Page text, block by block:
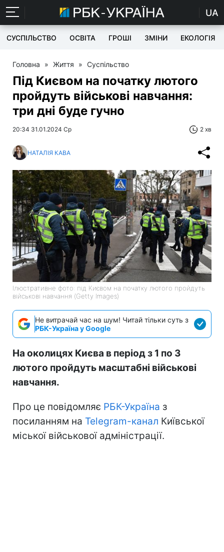
UA
СУСПІЛЬСТВО ОСВІТА ГРОШІ ЗМІНИ ЕКОЛОГІЯ
Головна » Життя » Суспільство
Під Києвом на початку лютого
пройдуть військові навчання:
три дні буде гучно
20:34 31.01.2024 Ср 2 хв
НАТАЛІЯ КАВА
Ілюстративне фото: під Києвом на початку лютого пройдуть
військові навчання (Getty Images)
Не витрачай час на шум! Читай тільки суть з
РБК-Україна у Google
На околицях Києва в період з 1 по 3
лютого пройдуть масштабні військові
навчання.
Про це повідомляє РБК-Україна з
посиланням на Telegram-канал Київської
міської військової адміністрації.